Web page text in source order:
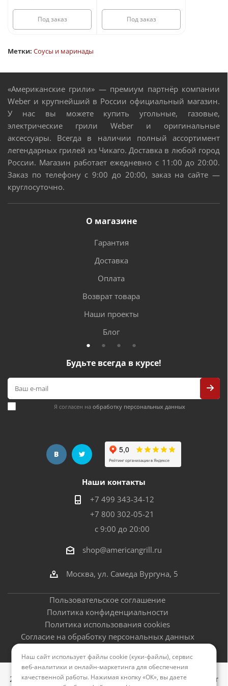
Под заказ Под заказ
Метки: Соусы и маринады
«Американские грили» — премиум партнёр компании
Weber и крупнейший в России официальный магазин.
У нас вы можете купить угольные, газовые,
электрические грили Weber и оригинальные
аксессуары. Всегда в наличии полный ассортимент
легендарных грилей из Чикаго. Доставка в любой город
России. Магазин работает ежедневно с 11:00 до 20:00.
Заказ по телефону с 9:00 до 20:00, заказ на сайте —
круглосуточно.
О магазине
Гарантия
Доставка
Оплата
Возврат товара
Наши проекты
Блог
Будьте всегда в курсе!
Я согласен на обработку персональных данных
Наши контакты
+7 499 343-34-12
+7 800 302-05-21
с 9:00 до 20:00
shop@americangrill.ru
Москва, ул. Самеда Вургуна, 5
Пользовательское соглашение
Политика конфиденциальности
Политика использования cookies
Согласие на обработку персональных данных
2012–2026 © Американские грили - официальный сайт
Наш сайт использует файлы cookie (куки-файлы), сервис
веб-аналитики и онлайн-маркетинга для обеспечения
качественной работы. Нажимая кнопку «ОК», вы даете